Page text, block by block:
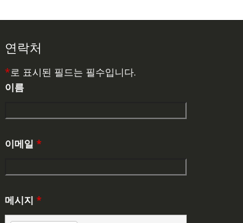
연락처
*로 표시된 필드는 필수입니다.
이름
이메일 *
메시지 *